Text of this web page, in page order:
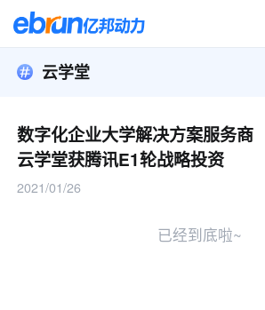
云学堂
数字化企业大学解决方案服务商
云学堂获腾讯E1轮战略投资
2021/01/26
已经到底啦~